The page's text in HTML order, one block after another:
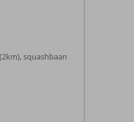
squashbaan